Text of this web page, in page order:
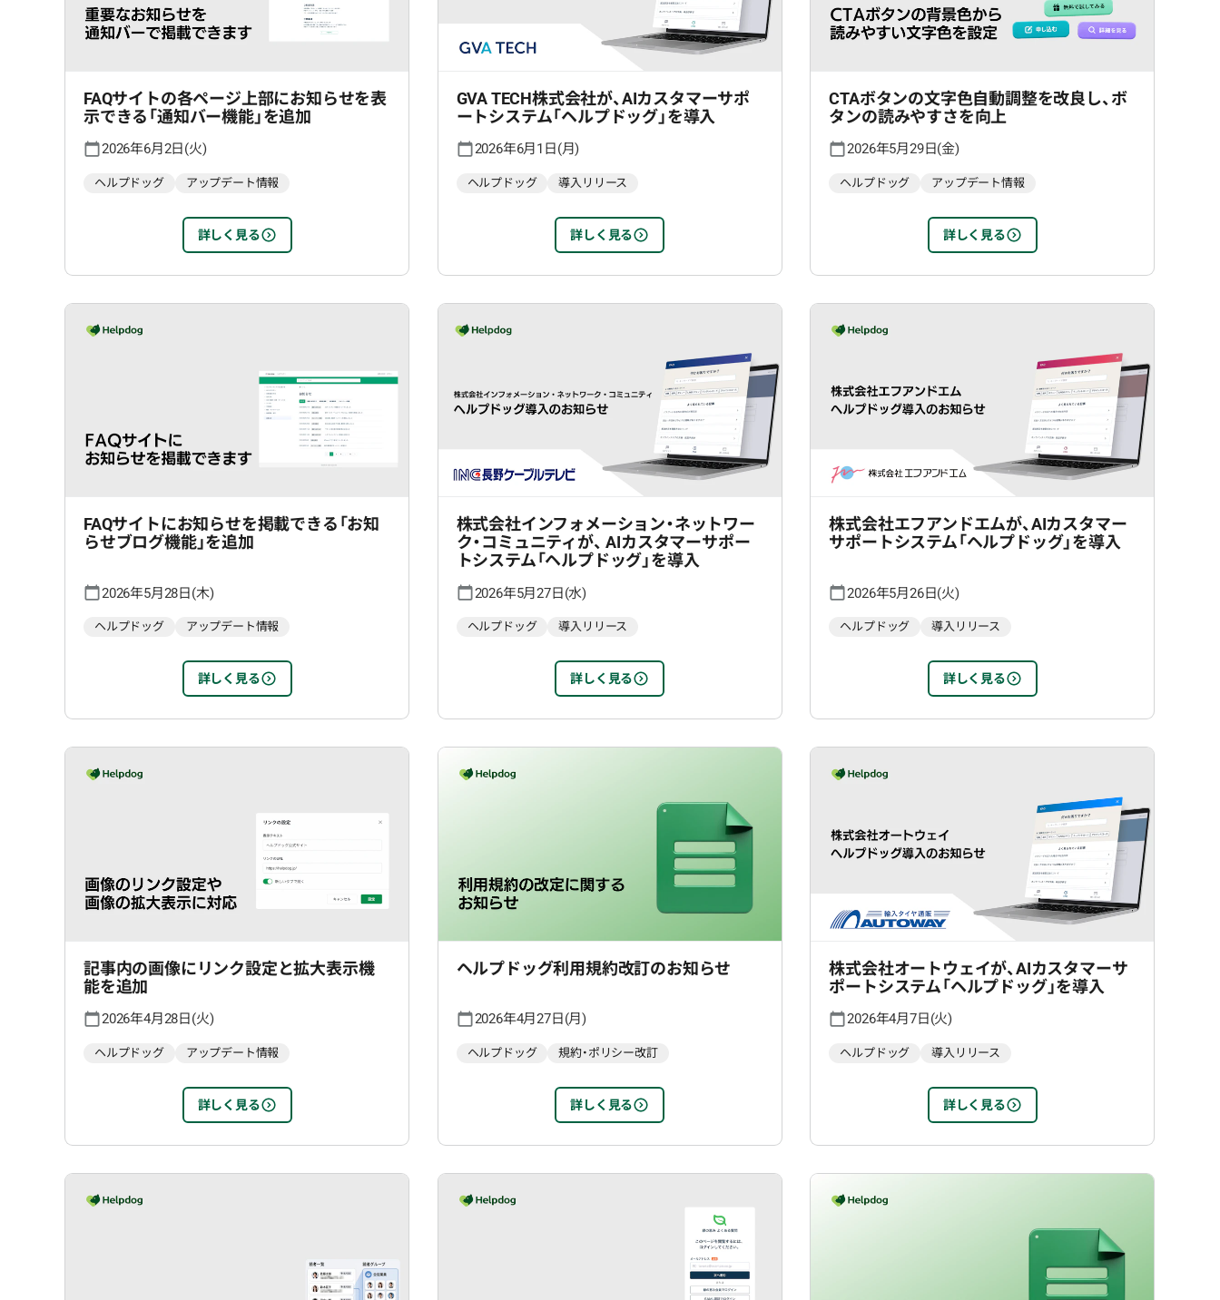
FAQサイトの各ページ上部にお知らせを表
示できる「通知バー機能」を追加
2026年6月2日(火)
ヘルプドッグ アップデート情報
詳しく見る
GVA TECH株式会社が、AIカスタマーサポ
ートシステム「ヘルプドッグ」を導入
2026年6月1日(月)
ヘルプドッグ 導入リリース
詳しく見る
CTAボタンの文字色自動調整を改良し、ボ
タンの読みやすさを向上
2026年5月29日(金)
ヘルプドッグ アップデート情報
詳しく見る
FAQサイトにお知らせを掲載できる「お知
らせブログ機能」を追加
2026年5月28日(木)
ヘルプドッグ アップデート情報
詳しく見る
株式会社インフォメーション・ネットワー
ク・コミュニティが、 AIカスタマーサポー
トシステム「ヘルプドッグ」を導入
2026年5月27日(水)
ヘルプドッグ 導入リリース
詳しく見る
株式会社エフアンドエムが、AIカスタマー
サポートシステム「ヘルプドッグ」を導入
2026年5月26日(火)
ヘルプドッグ 導入リリース
詳しく見る
記事内の画像にリンク設定と拡大表示機
能を追加
2026年4月28日(火)
ヘルプドッグ アップデート情報
詳しく見る
ヘルプドッグ利用規約改訂のお知らせ
2026年4月27日(月)
ヘルプドッグ 規約・ポリシー改訂
詳しく見る
株式会社オートウェイが、AIカスタマーサ
ポートシステム「ヘルプドッグ」を導入
2026年4月7日(火)
ヘルプドッグ 導入リリース
詳しく見る